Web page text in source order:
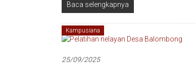
Baca selengkapnya
Kampusiana
25/09/2025